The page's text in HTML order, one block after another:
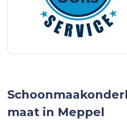
maat in Meppel